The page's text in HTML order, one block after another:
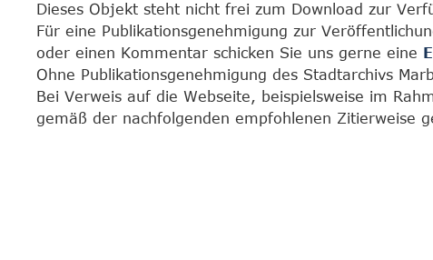
Dieses Objekt steht nicht frei zum Download zur
Für eine Publikationsgenehmigung zur
oder einen Kommentar schicken Sie uns gerne eine
Ohne Publikationsgenehmigung des Stadtarchivs
Bei Verweis auf die Webseite, beispielsweise im
gemäß der nachfolgenden empfohlenen Zitierweise